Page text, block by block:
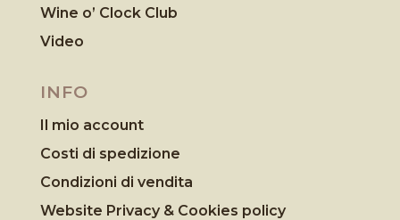
Wine o’ Clock Club
Video
INFO
Il mio account
Costi di spedizione
Condizioni di vendita
Website Privacy & Cookies policy